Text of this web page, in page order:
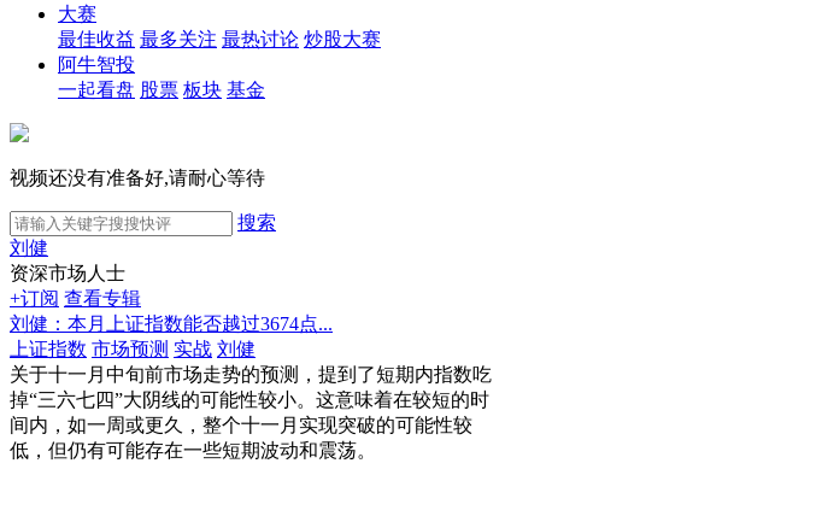
大赛
最佳收益 最多关注 最热讨论 炒股大赛
阿牛智投
一起看盘 股票 板块 基金
视频还没有准备好,请耐心等待
搜索
刘健
资深市场人士
+订阅 查看专辑
刘健：本月上证指数能否越过3674点...
上证指数 市场预测 实战 刘健
关于十一月中旬前市场走势的预测，提到了短期内指数吃
掉“三六七四”大阴线的可能性较小。这意味着在较短的时
间内，如一周或更久，整个十一月实现突破的可能性较
低，但仍有可能存在一些短期波动和震荡。